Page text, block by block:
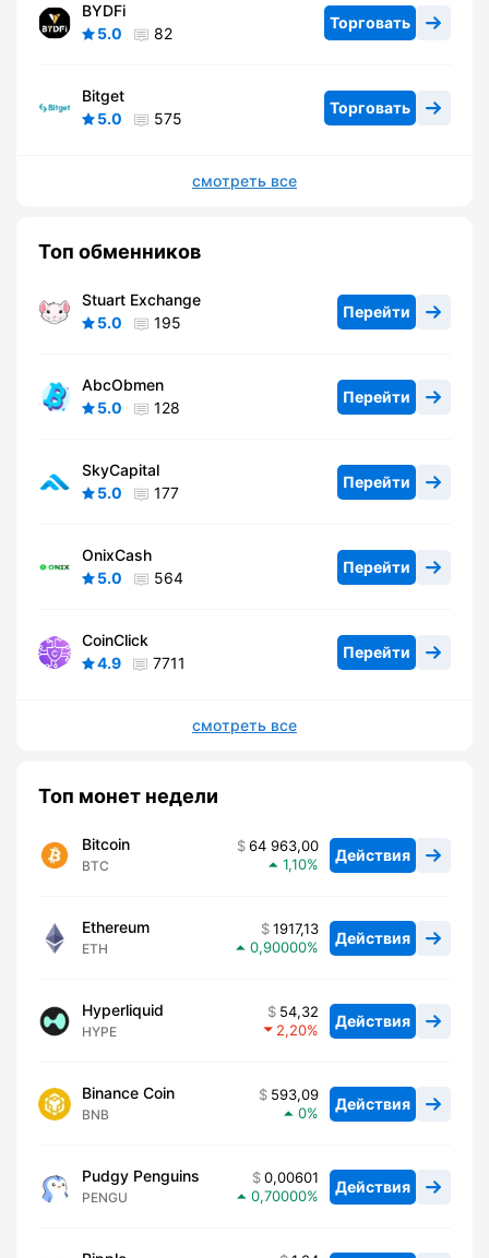
BYDFi
5.0
82
Торговать
Bitget
5.0
575
Торговать
смотреть все
Топ обменников
Stuart Exchange
5.0
195
Перейти
AbcObmen
5.0
128
Перейти
SkyCapital
5.0
177
Перейти
OnixCash
5.0
564
Перейти
CoinClick
4.9
7711
Перейти
смотреть все
Топ монет недели
Bitcoin
BTC
64 963,00
1,10
Действия
Ethereum
ETH
1917,13
0,90000
Действия
Hyperliquid
HYPE
54,32
2,20
Действия
Binance Coin
BNB
593,09
0
Действия
Pudgy Penguins
PENGU
0,00601
0,70000
Действия